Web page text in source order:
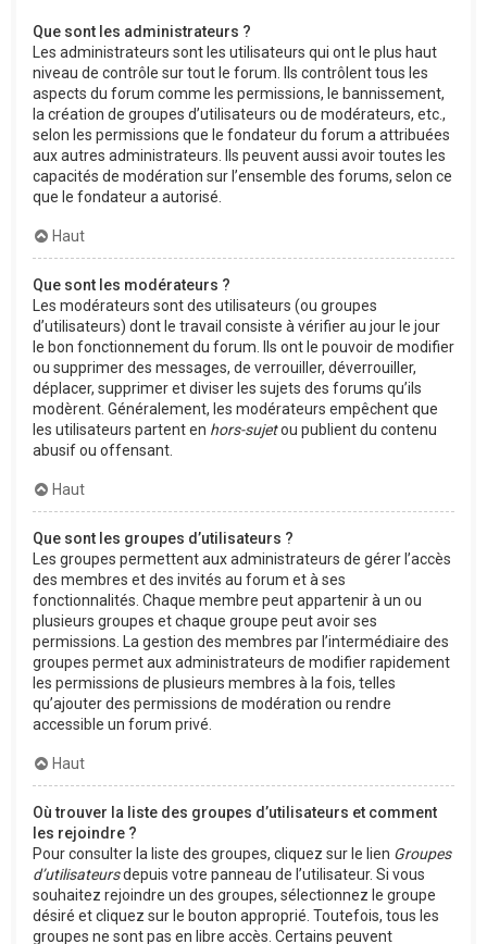
Que sont les administrateurs ?
Les administrateurs sont les utilisateurs qui ont le plus haut
niveau de contrôle sur tout le forum. Ils contrôlent tous les
aspects du forum comme les permissions, le bannissement,
la création de groupes d’utilisateurs ou de modérateurs, etc.,
selon les permissions que le fondateur du forum a attribuées
aux autres administrateurs. Ils peuvent aussi avoir toutes les
capacités de modération sur l’ensemble des forums, selon ce
que le fondateur a autorisé.
Haut
Que sont les modérateurs ?
Les modérateurs sont des utilisateurs (ou groupes
d’utilisateurs) dont le travail consiste à vérifier au jour le jour
le bon fonctionnement du forum. Ils ont le pouvoir de modifier
ou supprimer des messages, de verrouiller, déverrouiller,
déplacer, supprimer et diviser les sujets des forums qu’ils
modèrent. Généralement, les modérateurs empêchent que
les utilisateurs partent en hors-sujetou publient du contenu
abusif ou offensant.
Haut
Que sont les groupes d’utilisateurs ?
Les groupes permettent aux administrateurs de gérer l’accès
des membres et des invités au forum et à ses
fonctionnalités. Chaque membre peut appartenir à un ou
plusieurs groupes et chaque groupe peut avoir ses
permissions. La gestion des membres par l’intermédiaire des
groupes permet aux administrateurs de modifier rapidement
les permissions de plusieurs membres à la fois, telles
qu’ajouter des permissions de modération ou rendre
accessible un forum privé.
Haut
Où trouver la liste des groupes d’utilisateurs et comment
les rejoindre ?
Pour consulter la liste des groupes, cliquez sur le lien Groupes
d’utilisateursdepuis votre panneau de l’utilisateur. Si vous
souhaitez rejoindre un des groupes, sélectionnez le groupe
désiré et cliquez sur le bouton approprié. Toutefois, tous les
groupes ne sont pas en libre accès. Certains peuvent